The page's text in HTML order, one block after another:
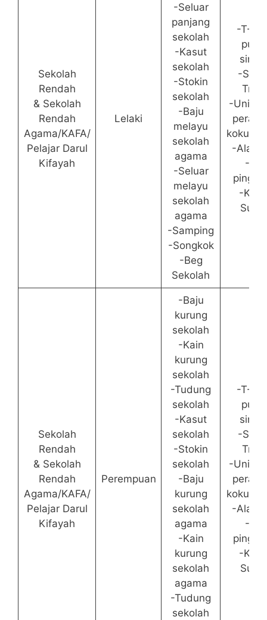
Sekolah
Rendah
& Sekolah
Rendah
Agama/KAFA/
Pelajar Darul
Kifayah
Lelaki
-Seluar
panjang
sekolah
-Kasut
sekolah
-Stokin
sekolah
-Baju
melayu
sekolah
agama
-Seluar
melayu
sekolah
agama
-Samping
-Songkok
-Beg
Sekolah
-T-
-
-
-Alat
-Tali
-
Sekolah
Rendah
& Sekolah
Rendah
Agama/KAFA/
Pelajar Darul
Kifayah
Perempuan
-Baju
kurung
sekolah
-Kain
kurung
sekolah
-Tudung
sekolah
-Kasut
sekolah
-Stokin
sekolah
-Baju
kurung
sekolah
agama
-Kain
kurung
sekolah
agama
-Tudung
sekolah
-T-
-
-
-Alat
-Tali
-